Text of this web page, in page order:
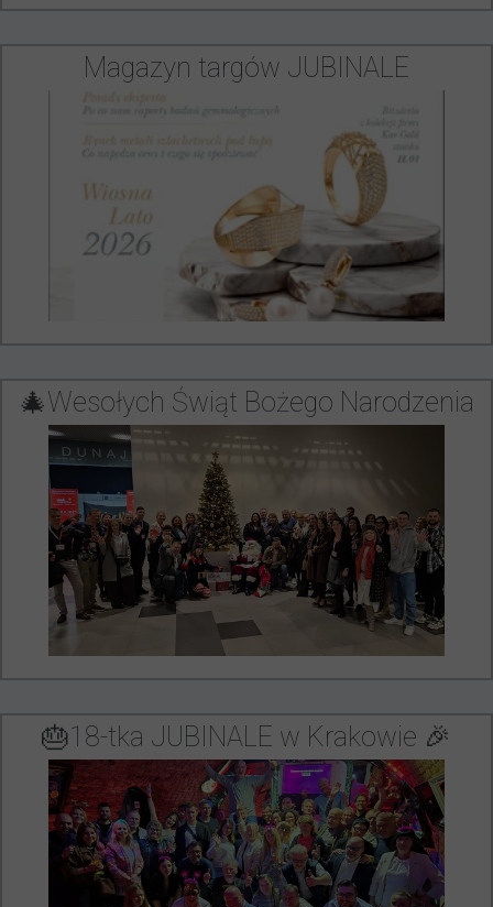
Magazyn targów JUBINALE
🎄Wesołych Świąt Bożego Narodzenia
🎂18-tka JUBINALE w Krakowie 🎉